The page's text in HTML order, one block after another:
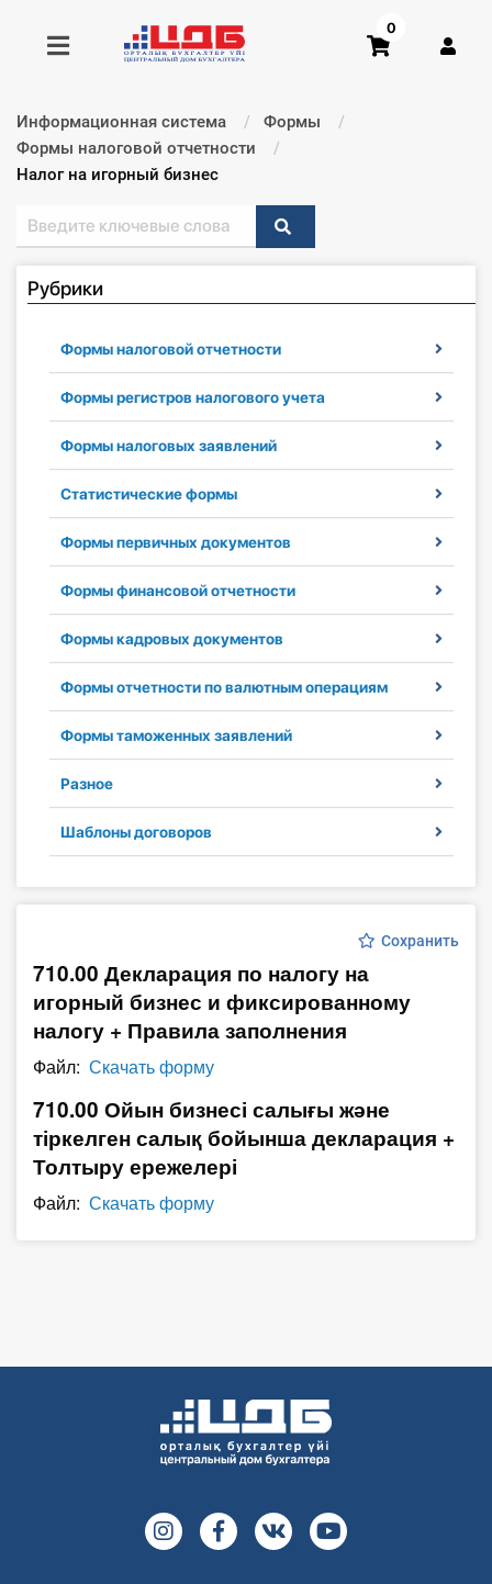
Получить консультацию
Главная ИС
Консультации
Правовая база
Библиотека бухгалтера
Инструменты
Справочник бухгалтера
Участник ВЭД
Практика ИП
Кадры. Труд. Зарплата.
Учет по отраслям
Юридический помощник
О Системе
Тарифы
Тестирование для
бухгалтера
0
Информационная система
Формы
Формы налоговой отчетности
Текущий:
Налог на игорный бизнес
Рубрики
Формы налоговой отчетности
Формы регистров налогового учета
Формы налоговых заявлений
Статистические формы
Формы первичных документов
Формы финансовой отчетности
Формы кадровых документов
Формы отчетности по валютным операциям
Формы таможенных заявлений
Разное
Шаблоны договоров
Сохранить
710.00 Декларация по налогу на
игорный бизнес и фиксированному
налогу + Правила заполнения
Файл: Скачать форму
710.00 Ойын бизнесі салығы және
тіркелген салық бойынша декларация +
Толтыру ережелері
Файл: Скачать форму